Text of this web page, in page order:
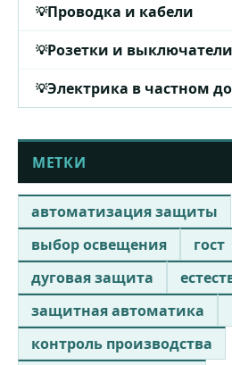
Проводка и кабели
Розетки и выключатели
Электрика в частном
МЕТКИ
автоматизация защиты
выбор освещения
гост
дуговая защита
защитная автоматика
контроль производства